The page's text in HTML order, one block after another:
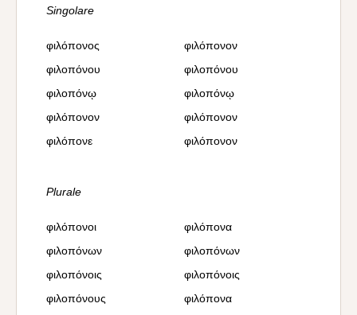
Singolare
φιλόπονος
φιλόπονον
φιλοπόνου
φιλοπόνου
φιλοπόνῳ
φιλοπόνῳ
φιλόπονον
φιλόπονον
φιλόπονε
φιλόπονον
Plurale
φιλόπονοι
φιλόπονα
φιλοπόνων
φιλοπόνων
φιλοπόνοις
φιλοπόνοις
φιλοπόνους
φιλόπονα